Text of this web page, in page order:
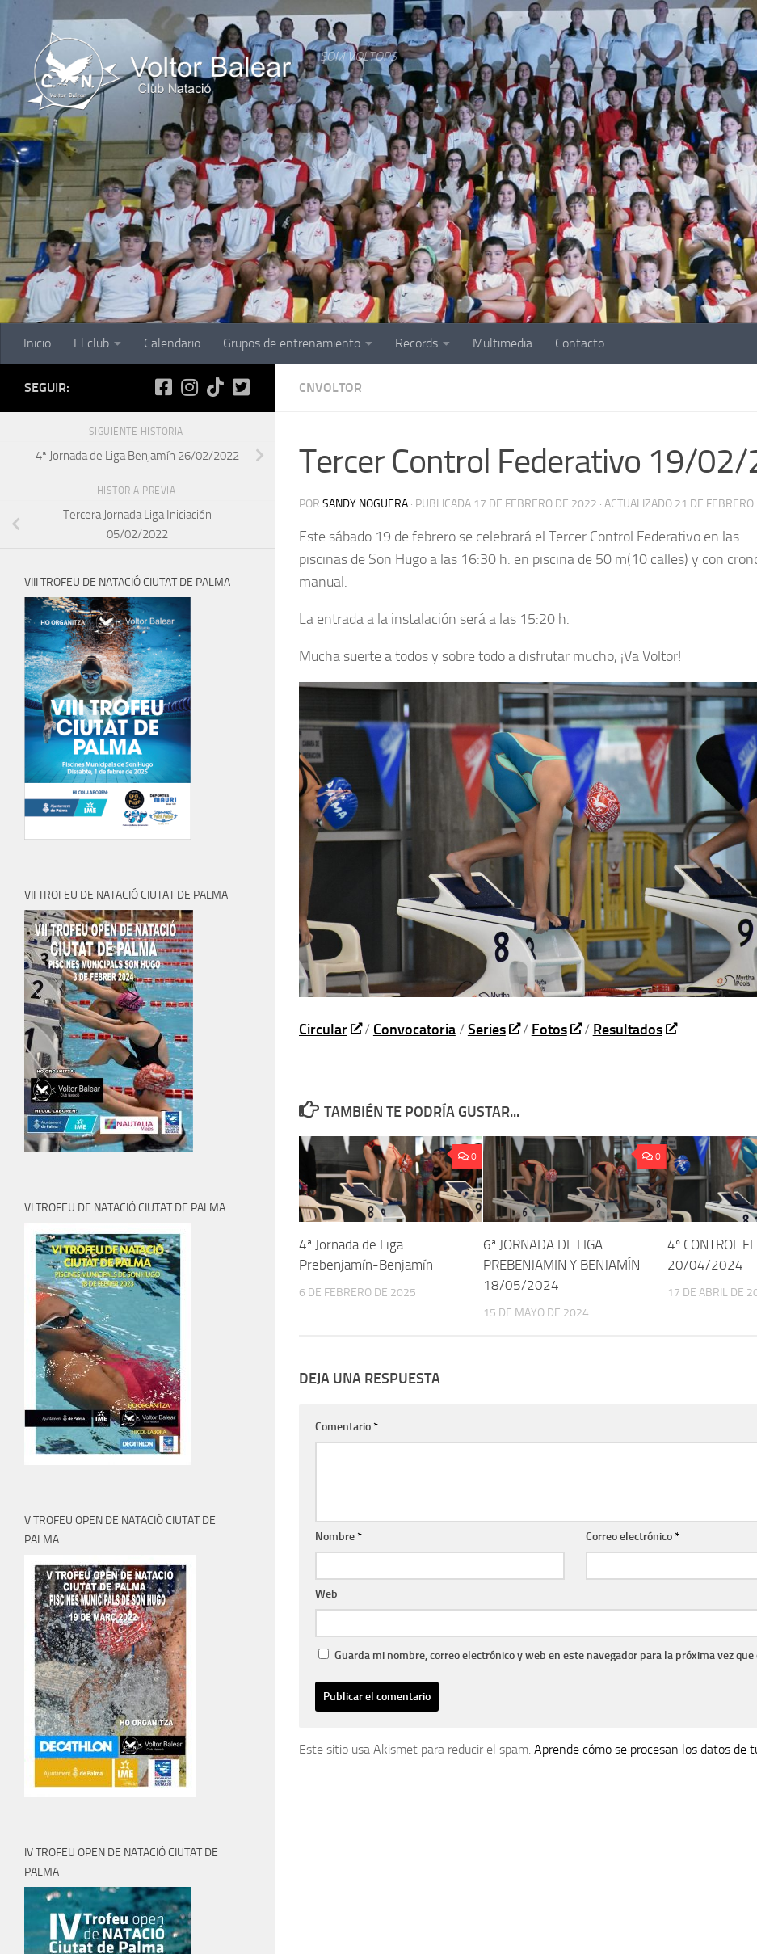
Saltar al contenido
SOM VOLTORS
Inicio El club Calendario Grupos de entrenamiento Records Multimedia Contacto
CNVOLTOR
Tercer Control Federativo 19/
POR SANDY NOGUERA · PUBLICADA 17 DE FEBRERO DE 2022 · ACTUALIZADO 21 DE
Este sábado 19 de febrero se celebrará el Tercer Control Federativo en las
piscinas de Son Hugo a las 16:30 h. en piscina de 50 m(10 calles) y con
manual.
La entrada a la instalación será a las 15:20 h.
Mucha suerte a todos y sobre todo a disfrutar mucho, ¡Va Voltor!
Circular / Convocatoria/Series / Fotos / Resultados
TAMBIÉN TE PODRÍA GUSTAR...
0
4ª Jornada de Liga
Prebenjamín-Benjamín
6 DE FEBRERO DE 2025
0
6ª JORNADA DE LIGA
PREBENJAMIN Y BENJAMÍN
18/05/2024
15 DE MAYO DE 2024
4º CONTROL
20/04/2024
17 DE ABRIL DE
DEJA UNA RESPUESTA
Comentario*
Nombre* Correo electrónico*
Web
Guarda mi nombre, correo electrónico y web en este navegador para la próxima vez que
Este sitio usa Akismet para reducir el spam. Aprende cómo se procesan los datos de
SEGUIR:
SIGUIENTE HISTORIA
4ª Jornada de Liga Benjamín 26/02/2022
HISTORIA PREVIA
Tercera Jornada Liga Iniciación
05/02/2022
VIII TROFEU DE NATACIÓ CIUTAT DE PALMA
VII TROFEU DE NATACIÓ CIUTAT DE PALMA
VI TROFEU DE NATACIÓ CIUTAT DE PALMA
V TROFEU OPEN DE NATACIÓ CIUTAT DE
PALMA
IV TROFEU OPEN DE NATACIÓ CIUTAT DE
PALMA